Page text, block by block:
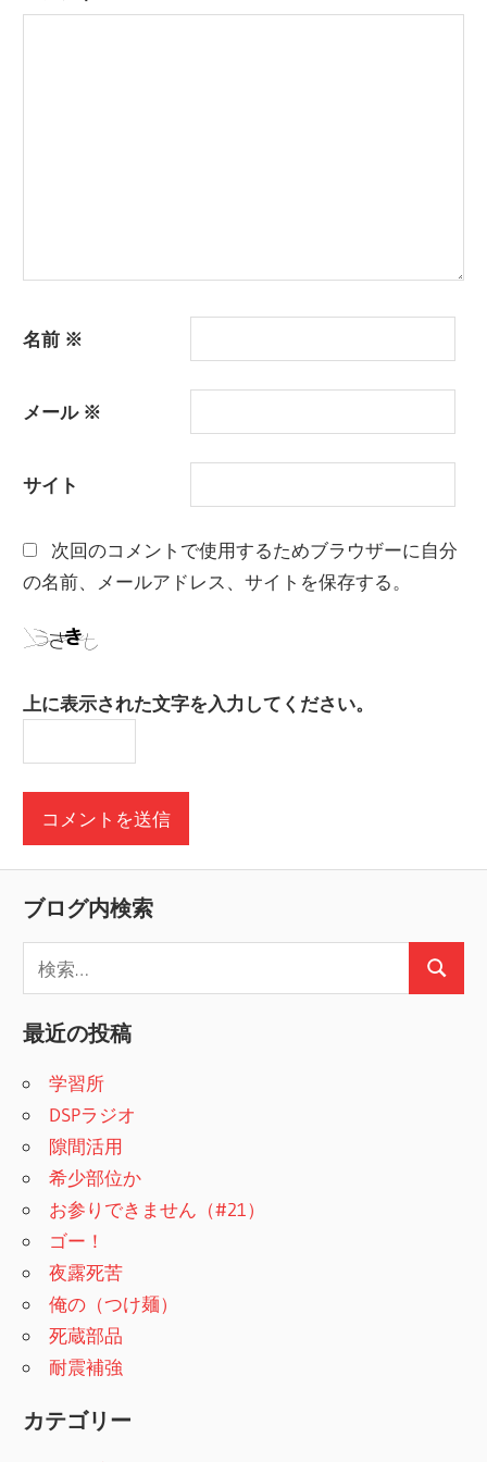
名前 ※
メール ※
サイト
次回のコメントで使用するためブラウザーに自分
の名前、メールアドレス、サイトを保存する。
上に表示された文字を入力してください。
ブログ内検索
検
索
:
検
最近の投稿
学習所
DSPラジオ
隙間活用
希少部位か
お参りできません（#21）
ゴー！
夜露死苦
俺の（つけ麺）
死蔵部品
耐震補強
カテゴリー